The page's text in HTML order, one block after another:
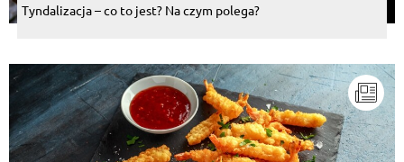
Tyndalizacja – co to jest? Na czym polega?